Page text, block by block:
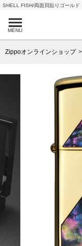
SHELL FISH/両面貝貼りゴールド
MENU
Zippoオンラインショップ